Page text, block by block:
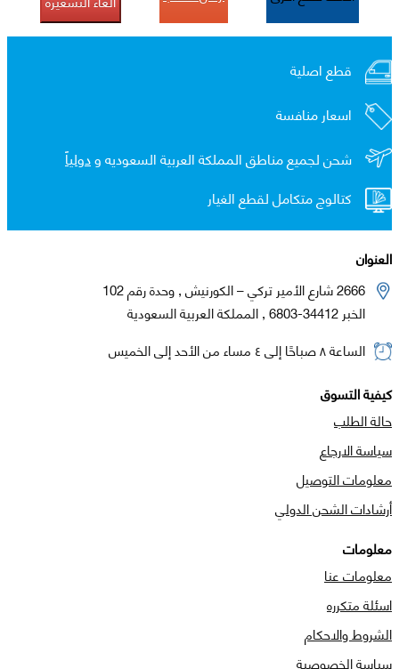
قطع اصلية
اسعار منافسة
شحن لجميع مناطق المملكة العربية السعوديه ودولياً
كتالوج متكامل لقطع الغيار
العنوان
2666 شارع الأمير تركي – الكورنيش , وحدة رقم 102
الخبر 34412-6803 , المملكة العربية السعودية
الساعة ٨ صباحًا إلى ٤ مساء من الأحد إلى الخميس
كيفية التسوق
حالة الطلب
سياسة الارجاع
معلومات التوصيل
أرشادات الشحن الدولي
معلومات
معلومات عنا
اسئلة متكرره
الشروط والاحكام
سياسة الخصوصية